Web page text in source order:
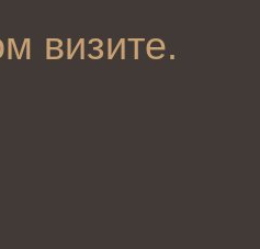
визите.